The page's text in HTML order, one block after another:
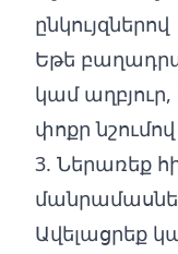
ընկույզներով
Եթե
կամ
փոքր
3. Ներառեք
Ավելացրեք